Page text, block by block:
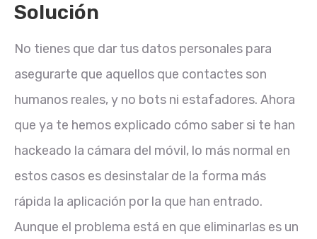
Solución
No tienes que dar tus datos personales para
asegurarte que aquellos que contactes son
humanos reales, y no bots ni estafadores. Ahora
que ya te hemos explicado cómo saber si te han
hackeado la cámara del móvil, lo más normal en
estos casos es desinstalar de la forma más
rápida la aplicación por la que han entrado.
Aunque el problema está en que eliminarlas es un